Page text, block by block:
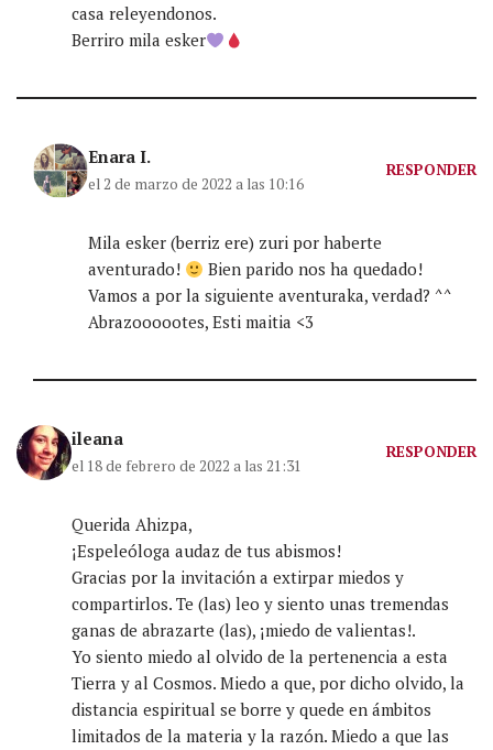
casa releyendonos.
Berriro mila esker
Enara I.
el 2 de marzo de 2022 a las 10:16
RESPONDER
Mila esker (berriz ere) zuri por haberte
aventurado!
Bien parido nos ha quedado!
Vamos a por la siguiente aventuraka, verdad? ^^
Abrazoooootes, Esti maitia <3
ileana
el 18 de febrero de 2022 a las 21:31
RESPONDER
Querida Ahizpa,
¡Espeleóloga audaz de tus abismos!
Gracias por la invitación a extirpar miedos y
compartirlos. Te (las) leo y siento unas tremendas
ganas de abrazarte (las), ¡miedo de valientas!.
Yo siento miedo al olvido de la pertenencia a esta
Tierra y al Cosmos. Miedo a que, por dicho olvido, la
distancia espiritual se borre y quede en ámbitos
limitados de la materia y la razón. Miedo a que las